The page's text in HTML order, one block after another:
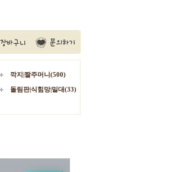
깍지|짤주머니(500)
돌림판|식힘망|밀대(33)